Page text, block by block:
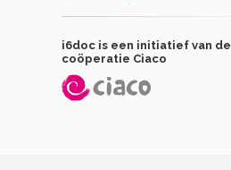
i6doc is een initiatief van de
coöperatie Ciaco